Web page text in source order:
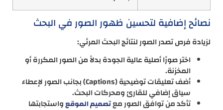
نصائح إضافية لتحسين ظهور الصور في البحث
لزيادة فرص تصدر الصور لنتائج البحث المرئي:
اختر صورًا أصلية عالية الجودة بدلاً من الصور المكررة أو
المخزنة.
أضف تعليقات توضيحية (Captions) بجانب الصور لإعطاء
سياق إضافي للقارئ ومحركات البحث.
تأكد من توافق الصور معتصميم الموقعواستجابتها